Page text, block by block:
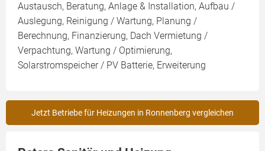
Austausch, Beratung, Anlage & Installation, Aufbau /
Auslegung, Reinigung / Wartung, Planung /
Berechnung, Finanzierung, Dach Vermietung /
Verpachtung, Wartung / Optimierung,
Solarstromspeicher / PV Batterie, Erweiterung
Jetzt Betriebe für Heizungen in Ronnenberg vergleichen